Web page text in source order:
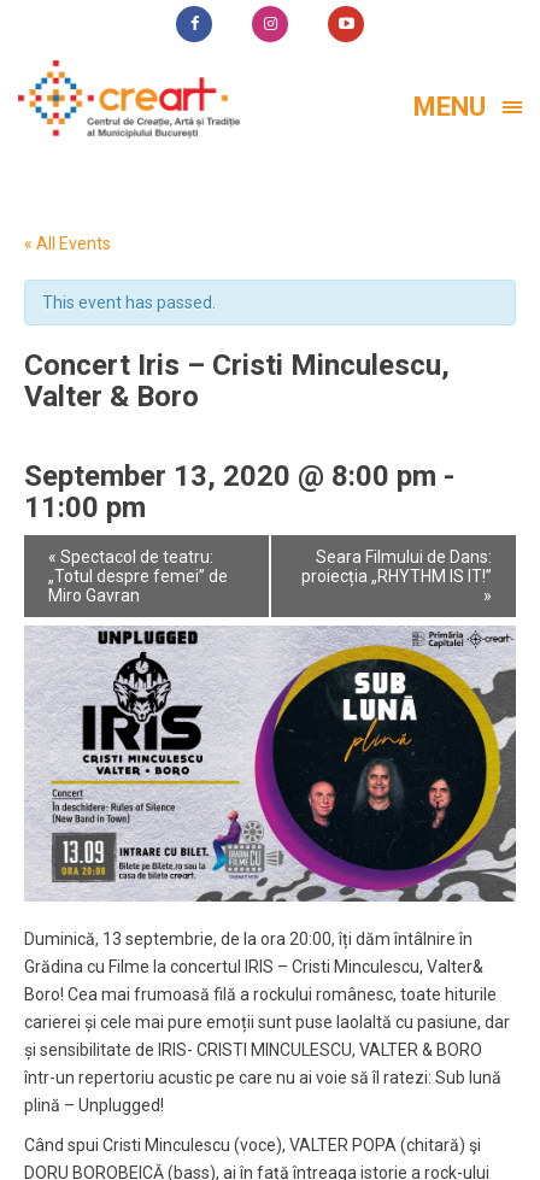
MENU
« All Events
This event has passed.
Concert Iris – Cristi Minculescu,
Valter & Boro
September 13, 2020 @ 8:00 pm -
11:00 pm
Event
Navigation
« Spectacol de teatru:
„Totul despre femei” de
Miro Gavran
Seara Filmului de Dans:
proiecția „RHYTHM IS IT!”
»
Duminică, 13 septembrie, de la ora 20:00, îți dăm întâlnire în
Grădina cu Filme la concertul IRIS – Cristi Minculescu, Valter&
Boro! Cea mai frumoasă filă a rockului românesc, toate hiturile
carierei și cele mai pure emoții sunt puse laolaltă cu pasiune, dar
și sensibilitate de IRIS- CRISTI MINCULESCU, VALTER & BORO
într-un repertoriu acustic pe care nu ai voie să îl ratezi: Sub lună
plină – Unplugged!
Când spui Cristi Minculescu (voce), VALTER POPA (chitară) şi
DORU BOROBEICĂ (bass), ai în față întreaga istorie a rock-ului